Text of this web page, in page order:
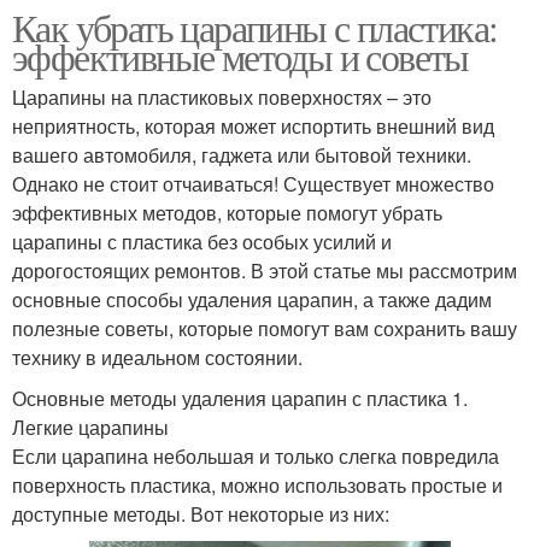
Как убрать царапины с пластика:
эффективные методы и советы
Царапины на пластиковых поверхностях – это
неприятность, которая может испортить внешний вид
вашего автомобиля, гаджета или бытовой техники.
Однако не стоит отчаиваться! Существует множество
эффективных методов, которые помогут убрать
царапины с пластика без особых усилий и
дорогостоящих ремонтов. В этой статье мы рассмотрим
основные способы удаления царапин, а также дадим
полезные советы, которые помогут вам сохранить вашу
технику в идеальном состоянии.
Основные методы удаления царапин с пластика 1.
Легкие царапины
Если царапина небольшая и только слегка повредила
поверхность пластика, можно использовать простые и
доступные методы. Вот некоторые из них: